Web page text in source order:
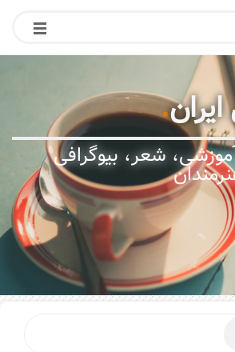
.
شعر، بیوگرافی